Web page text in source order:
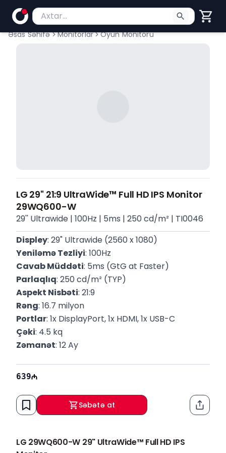
Məhsul axtar
Axtarış üçün ən azı 2 simvol yazın. Göndərmək
Əsas Səhifə Monitorlar Oyun Monitoru
LG 29" 21:9 UltraWide™ Full HD IPS Monitor
29WQ600-W
29'' Ultrawide | 100Hz | 5ms | 250 cd/m² | TI0046
Displey: 29" Ultrawide (2560 x 1080)
Yeniləmə Tezliyi: 100Hz
Cavab Müddəti: 5ms (GtG at Faster)
Parlaqlıq: 250 cd/m² (TYP)
Aspekt Nisbəti: 21:9
Rəng: 16.7 milyon
Portlar: 1x DisplayPort, 1x HDMI, 1x USB-C
Çəki: 4.5 kq
Zəmanət: 12 Ay
639
Səbətə at
LG 29WQ600-W 29" UltraWide™ Full HD IPS